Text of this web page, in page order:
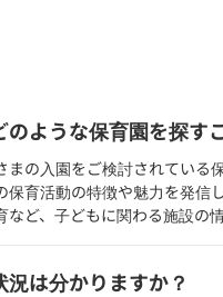
のような保育園を探す
まの入園をご検討されている
保育活動の特徴や魅力を発信
ど、子どもに関わる施設の
は分かりますか？